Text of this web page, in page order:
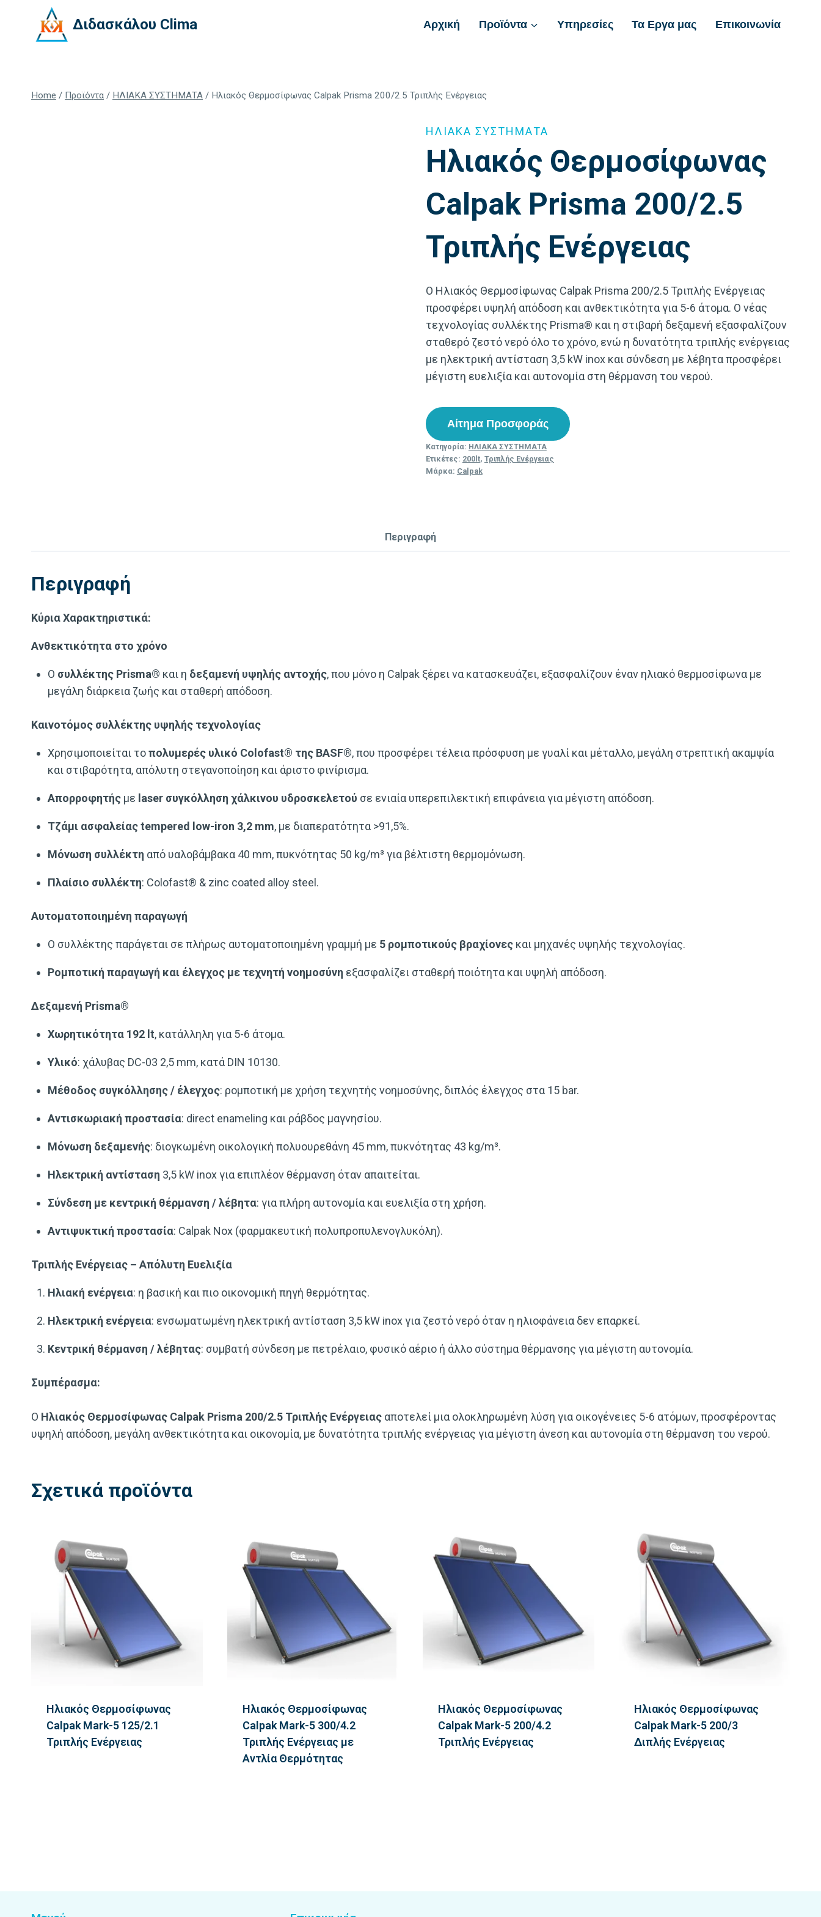
content
Διδασκάλου Clima Αρχική Προϊόντα Υπηρεσίες Τα Εργα μας Επικοινωνία
Home / Προϊόντα / ΗΛΙΑΚΑ ΣΥΣΤΗΜΑΤΑ / Ηλιακός Θερμοσίφωνας Calpak Prisma 200/2.5 Τριπλής Ενέργειας
ΗΛΙΑΚΑ ΣΥΣΤΗΜΑΤΑ
Ηλιακός Θερμοσίφωνας
Calpak Prisma 200/2.5
Τριπλής Ενέργειας
Ο Ηλιακός Θερμοσίφωνας Calpak Prisma 200/2.5 Τριπλής Ενέργειας
προσφέρει υψηλή απόδοση και ανθεκτικότητα για 5-6 άτομα. Ο νέας
τεχνολογίας συλλέκτης Prisma® και η στιβαρή δεξαμενή εξασφαλίζουν
σταθερό ζεστό νερό όλο το χρόνο, ενώ η δυνατότητα τριπλής ενέργειας
με ηλεκτρική αντίσταση 3,5 kW inox και σύνδεση με λέβητα προσφέρει
μέγιστη ευελιξία και αυτονομία στη θέρμανση του νερού.
Αίτημα Προσφοράς
Κατηγορία: ΗΛΙΑΚΑ ΣΥΣΤΗΜΑΤΑ
Ετικέτες: 200lt, Τριπλής Ενέργειας
Μάρκα: Calpak
Περιγραφή
Περιγραφή
Κύρια Χαρακτηριστικά:
Aνθεκτικότητα στο χρόνο
Ο συλλέκτης Prisma® και η δεξαμενή υψηλής αντοχής, που μόνο η Calpak ξέρει να κατασκευάζει, εξασφαλίζουν έναν ηλιακό θερμοσίφωνα με
μεγάλη διάρκεια ζωής και σταθερή απόδοση.
Καινοτόμος συλλέκτης υψηλής τεχνολογίας
Χρησιμοποιείται τοπολυμερές υλικό Colofast® της BASF®, που προσφέρει τέλεια πρόσφυση με γυαλί και μέταλλο, μεγάλη στρεπτική ακαμψία
και στιβαρότητα, απόλυτη στεγανοποίηση και άριστο φινίρισμα.
Απορροφητής με laser συγκόλληση χάλκινου υδροσκελετού σε ενιαία υπερεπιλεκτική επιφάνεια για μέγιστη απόδοση.
Τζάμι ασφαλείας tempered low-iron 3,2 mm, με διαπερατότητα >91,5%.
Μόνωση συλλέκτη από υαλοβάμβακα 40 mm, πυκνότητας 50 kg/m³ για βέλτιστη θερμομόνωση.
Πλαίσιο συλλέκτη: Colofast® & zinc coated alloy steel.
Αυτοματοποιημένη παραγωγή
Ο συλλέκτης παράγεται σε πλήρως αυτοματοποιημένη γραμμή με 5 ρομποτικούς βραχίονες και μηχανές υψηλής τεχνολογίας.
Ρομποτική παραγωγή και έλεγχος με τεχνητή νοημοσύνη εξασφαλίζει σταθερή ποιότητα και υψηλή απόδοση.
Δεξαμενή Prisma®
Χωρητικότητα 192 lt, κατάλληλη για 5-6 άτομα.
Υλικό: χάλυβας DC-03 2,5 mm, κατά DIN 10130.
Μέθοδος συγκόλλησης / έλεγχος: ρομποτική με χρήση τεχνητής νοημοσύνης, διπλός έλεγχος στα 15 bar.
Αντισκωριακή προστασία: direct enameling και ράβδος μαγνησίου.
Μόνωση δεξαμενής: διογκωμένη οικολογική πολυουρεθάνη 45 mm, πυκνότητας 43 kg/m³.
Ηλεκτρική αντίσταση 3,5 kW inox για επιπλέον θέρμανση όταν απαιτείται.
Σύνδεση με κεντρική θέρμανση / λέβητα: για πλήρη αυτονομία και ευελιξία στη χρήση.
Αντιψυκτική προστασία: Calpak Nox (φαρμακευτική πολυπροπυλενογλυκόλη).
Τριπλής Ενέργειας – Απόλυτη Ευελιξία
Ηλιακή ενέργεια: η βασική και πιο οικονομική πηγή θερμότητας.
Ηλεκτρική ενέργεια: ενσωματωμένη ηλεκτρική αντίσταση 3,5 kW inox για ζεστό νερό όταν η ηλιοφάνεια δεν επαρκεί.
Κεντρική θέρμανση / λέβητας: συμβατή σύνδεση με πετρέλαιο, φυσικό αέριο ή άλλο σύστημα θέρμανσης για μέγιστη αυτονομία.
Συμπέρασμα:
Ο Ηλιακός Θερμοσίφωνας Calpak Prisma 200/2.5 Τριπλής Ενέργειας αποτελεί μια ολοκληρωμένη λύση για οικογένειες 5-6 ατόμων, προσφέροντας
υψηλή απόδοση, μεγάλη ανθεκτικότητα και οικονομία, με δυνατότητα τριπλής ενέργειας για μέγιστη άνεση και αυτονομία στη θέρμανση του νερού.
Σχετικά προϊόντα
Ηλιακός Θερμοσίφωνας
Calpak Mark-5 125/2.1
Τριπλής Ενέργειας
Ηλιακός Θερμοσίφωνας
Calpak Mark-5 300/4.2
Τριπλής Ενέργειας με
Αντλία Θερμότητας
Ηλιακός Θερμοσίφωνας
Calpak Mark-5 200/4.2
Τριπλής Ενέργειας
Ηλιακός Θερμοσίφωνας
Calpak Mark-5 200/3
Διπλής Ενέργειας